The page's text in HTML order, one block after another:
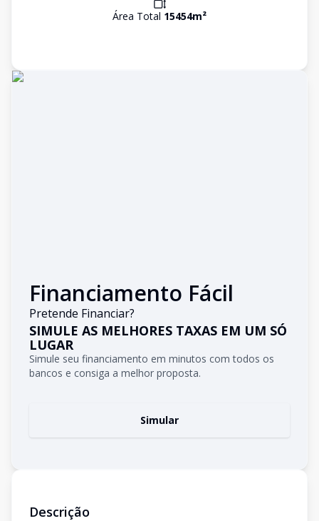
Área Total 15454m²
Financiamento Fácil
Pretende Financiar?
SIMULE AS MELHORES TAXAS EM UM SÓ
LUGAR
Simule seu financiamento em minutos com todos os
bancos e consiga a melhor proposta.
Simular
Descrição